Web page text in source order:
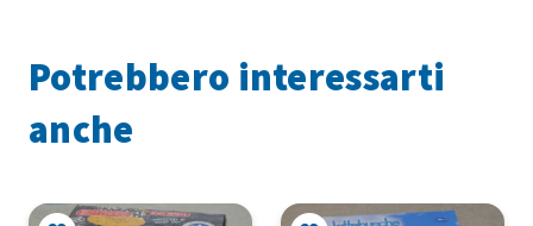
Potrebbero interessarti
anche